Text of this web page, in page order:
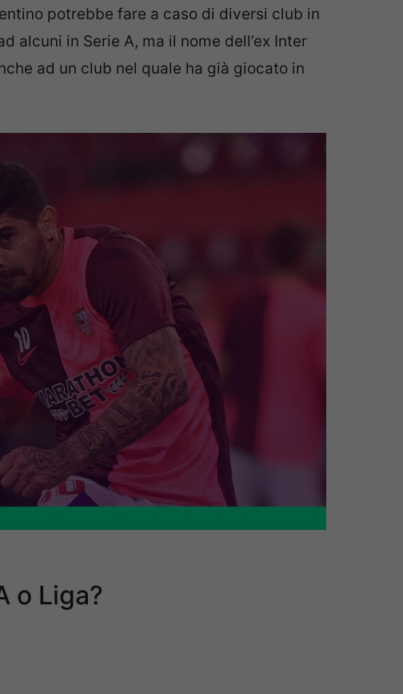
potrebbe fare a caso di diversi club in
alcuni in Serie A, ma il nome dell’ex Inter
ad un club nel quale ha già giocato in
o Liga?